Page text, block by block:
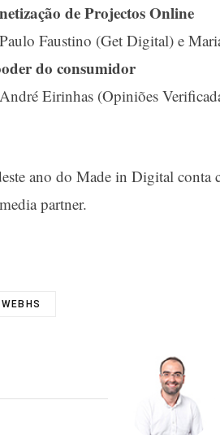
de Projectos Online
Faustino (Get Digital) e
do consumidor
Eirinhas (Opiniões
ano do Made in Digital
partner.
WEBHS